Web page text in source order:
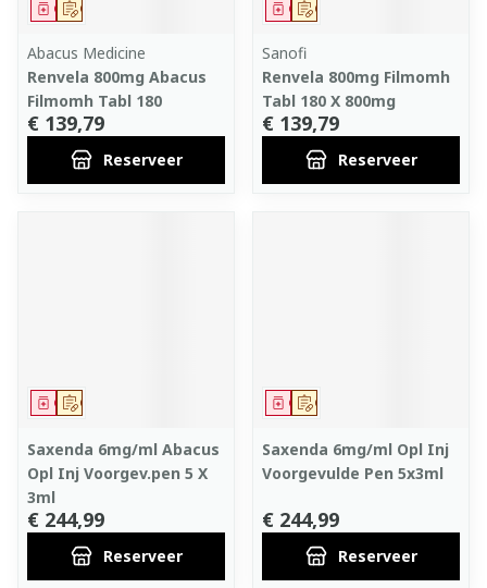
Op voorschrift
Geneesmiddel
Abacus Medicine
Renvela 800mg Abacus
Filmomh Tabl 180
€ 139,79
Reserveer
Op voorschrift
Geneesmiddel
Sanofi
Renvela 800mg Filmomh
Tabl 180 X 800mg
€ 139,79
Reserveer
Op voorschrift
Geneesmiddel
Saxenda 6mg/ml Abacus
Opl Inj Voorgev.pen 5 X
3ml
€ 244,99
Reserveer
Op voorschrift
Geneesmiddel
Saxenda 6mg/ml Opl Inj
Voorgevulde Pen 5x3ml
€ 244,99
Reserveer